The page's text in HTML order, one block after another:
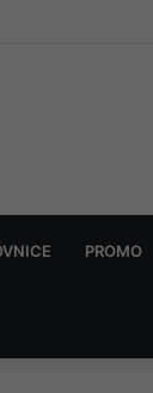
a koliko
PROMO